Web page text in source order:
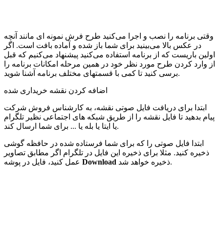
وقتی برنامه را نصب و اجرا می‌کنید طرح فرش نمونه ای مانند آنچه
در عکس بالا می‌بینید برای شما باز شده و آماده بافت است. اگر
اولین باریست که از برنامه استفاده می‌کنید پیشنهاد می‌کنیم که قبل
از وارد کردن طرح مورد نظر خود در همین مرحله امکانات برنامه را
برسی کنید تا کمی با قسمتهای مختلف برنامه آشنا شوید.
اضافه کردن نقشه خریداری شده
ابتدا برای دریافت فایل صوتی نقشه، به کارشناس فروش شرکت
پیام بدهید تا فایل نقشه را از طریق شبکه های اجتماعی نظیر تلگرام
یا ایتا یا بله یا ... برای شما ارسال کند.
ابتدا فایل صوتی را که برای شما فرستاده شده در حافظه گوشی
ذخیره کنید. مثلا برای ذخیره این فایل در تلگرام اگر مطابق تصاویر
Download ذخیره خواهد شد.